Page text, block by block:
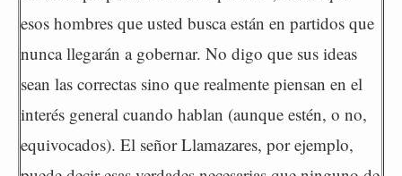
esos hombres que usted busca están en partidos que
nunca llegarán a gobernar. No digo que sus ideas
sean las correctas sino que realmente piensan en el
interés general cuando hablan (aunque estén, o no,
equivocados). El señor Llamazares, por ejemplo,